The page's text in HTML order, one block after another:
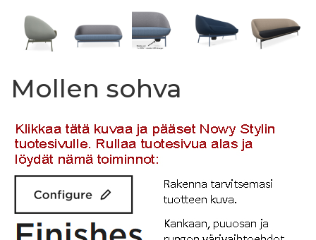
Mollen sohva